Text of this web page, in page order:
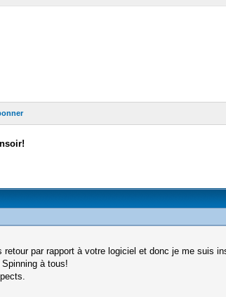
retour par rapport à votre logiciel et donc je me suis
à tous!